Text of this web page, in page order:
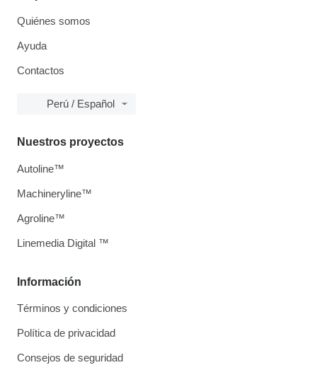
Quiénes somos
Ayuda
Contactos
Perú / Español
Información
Términos y condiciones
Política de privacidad
Consejos de seguridad
Nuestros proyectos
Autoline™
Machineryline™
Agroline™
Linemedia Digital ™